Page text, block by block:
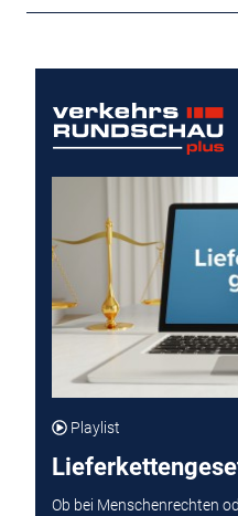
Playlist
Ob bei Menschenrechten